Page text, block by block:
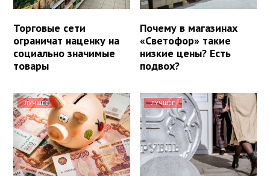
Торговые сети
ограничат наценку на
социально значимые
товары
Почему в магазинах
«Светофор» такие
низкие цены? Есть
подвох?
ЛУЧШЕЕ ЛУЧШЕЕ